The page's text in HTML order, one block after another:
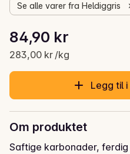
Se alle varer fra Heldiggris
Gjeldende pris er: 84,90 kr
84,90 kr
283,00 kr /kg
Stykkpris: 283,00 kr /kg
Legg til
Om produktet
Saftige karbonader,